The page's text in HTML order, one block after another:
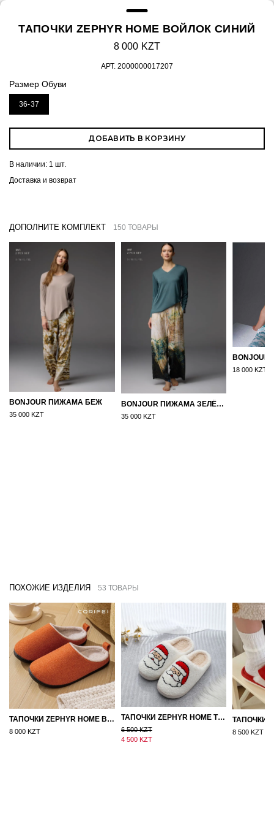
ТАПОЧКИ ZEPHYR HOME ВОЙЛОК СИНИЙ
8 000 KZT
АРТ. 2000000017207
Размер Обуви
36-37
ДОБАВИТЬ В КОРЗИНУ
В наличии: 1 шт.
Доставка и возврат
ДОПОЛНИТЕ КОМПЛЕКТ 150 ТОВАРЫ
BONJOUR ПИЖАМА БЕЖ
35 000 KZT
BONJOUR ПИЖАМА ЗЕЛЁНЫЙ
35 000 KZT
18 000 KZT
ПОХОЖИЕ ИЗДЕЛИЯ 53 ТОВАРЫ
ТАПОЧКИ ZEPHYR HOME ВОЙЛОК ОРАНЖЕВЫЙ
8 000 KZT
ТАПОЧКИ ZEPHYR HOME ТЕДДИ ДЕД МОРОЗ NEW
6 500 KZT
4 500 KZT
8 500 KZT